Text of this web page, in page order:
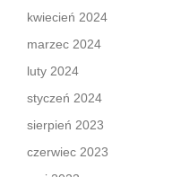
kwiecień 2024
marzec 2024
luty 2024
styczeń 2024
sierpień 2023
czerwiec 2023